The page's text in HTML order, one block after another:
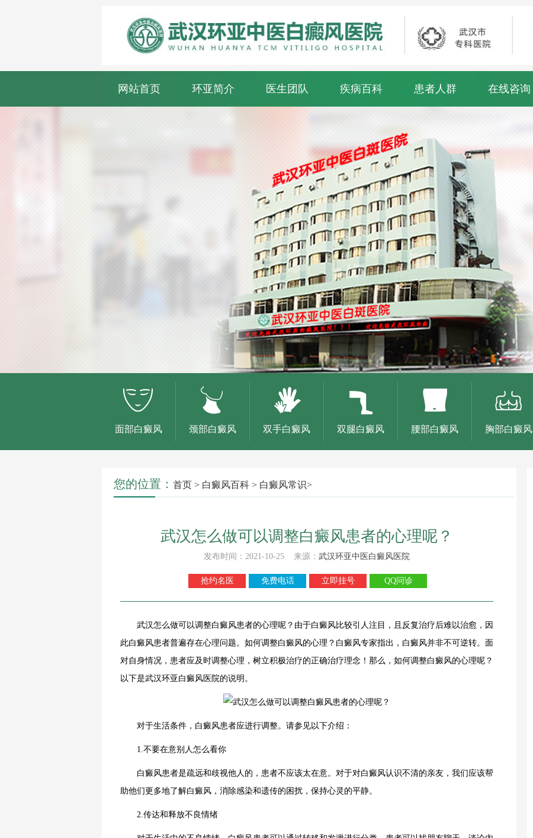
网站首页 环亚简介 医生团队 疾病百科 患者人群 在线咨询
面部白癜风 颈部白癜风 双手白癜风 双腿白癜风 腰部白癜风 胸部白癜风
您的位置： 首页 > 白癜风百科 > 白癜风常识>
武汉怎么做可以调整白癜风患者的心理呢？
发布时间：2021-10-25 来源： 武汉环亚中医白癜风医院
抢约名医 免费电话 立即挂号 QQ问诊
武汉怎么做可以调整白癜风患者的心理呢？由于白癜风比较引人注目，且反复治疗后难以治愈，因
此白癜风患者普遍存在心理问题。如何调整白癜风的心理？白癜风专家指出，白癜风并非不可逆转。面
对自身情况，患者应及时调整心理，树立积极治疗的正确治疗理念！那么，如何调整白癜风的心理呢？
以下是武汉环亚白癜风医院的说明。
对于生活条件，白癜风患者应进行调整。请参见以下介绍：
1.不要在意别人怎么看你
白癜风患者是疏远和歧视他人的，患者不应该太在意。对于对白癜风认识不清的亲友，我们应该帮
助他们更多地了解白癜风，消除感染和遗传的困扰，保持心灵的平静。
2.传达和释放不良情绪